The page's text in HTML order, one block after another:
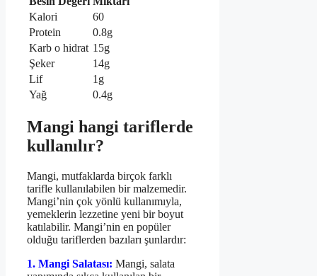
Kalori
60
Protein
0.8g
Karb o hidrat 15g
Şeker
14g
Lif
1g
Yağ
0.4g
Mangi hangi tariflerde
kullanılır?
Mangi, mutfaklarda birçok farklı
tarifle kullanılabilen bir malzemedir.
Mangi’nin çok yönlü kullanımıyla,
yemeklerin lezzetine yeni bir boyut
katılabilir. Mangi’nin en popüler
olduğu tariflerden bazıları şunlardır:
1. Mangi Salatası: Mangi, salata